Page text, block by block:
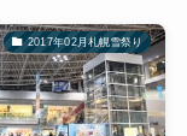
2017年02月札幌雪祭り